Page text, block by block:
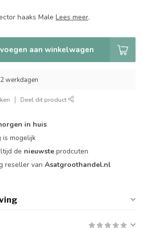
haaks Male Lees meer.
aan winkelwagen
werkdagen
Deel dit product
in huis
is mogelijk
de nieuwste prodcuten
reseller van Asatgroothandel.nl